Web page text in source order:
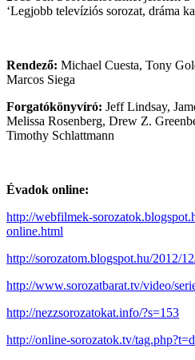
‘Legjobb televíziós sorozat, dráma
Rendező: Michael Cuesta, Tony
Marcos Siega
Forgatókönyvíró: Jeff Lindsay,
Melissa Rosenberg, Drew Z.
Timothy Schlattmann
Évadok online:
http://webfilmek-
online.html
http://sorozatom.blogspot.hu/2012/
http://www.sorozatbarat.tv/video/
http://nezzsorozatokat.info/?s=153
http://online-sorozatok.tv/